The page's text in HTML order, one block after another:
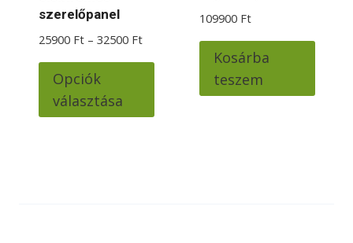
szerelőpanel
25900 Ft – 32500 FtÁrtartomány:
Opciók
választása
terméknek
109900 Ft
Kosárba
teszem